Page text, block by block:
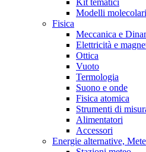
Modelli molecolari
Fisica
Meccanica e
Elettricità e
Ottica
Vuoto
Termologia
Suono e onde
Fisica atomica
Strumenti di
Alimentatori
Accessori
Energie alternative,